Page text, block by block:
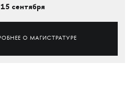
сентября
О МАГИСТРАТУРЕ